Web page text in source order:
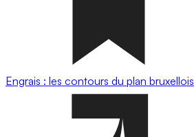
Engrais : les contours du plan bruxellois